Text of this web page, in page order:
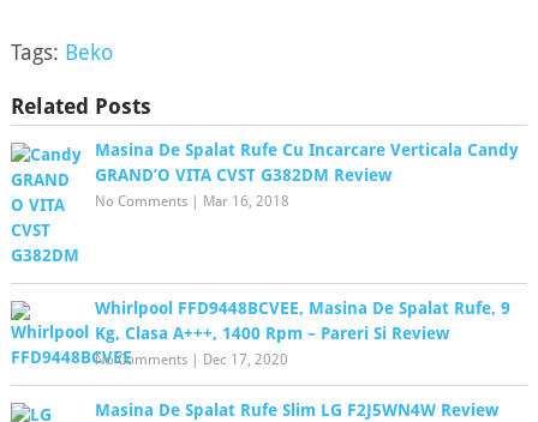
Tags: Beko
Related Posts
Masina De Spalat Rufe Cu Incarcare Verticala Candy
GRAND’O VITA CVST G382DM Review
No Comments| Mar 16, 2018
Whirlpool FFD9448BCVEE, Masina De Spalat Rufe, 9
Kg, Clasa A+++, 1400 Rpm – Pareri Si Review
No Comments| Dec 17, 2020
Masina De Spalat Rufe Slim LG F2J5WN4W Review